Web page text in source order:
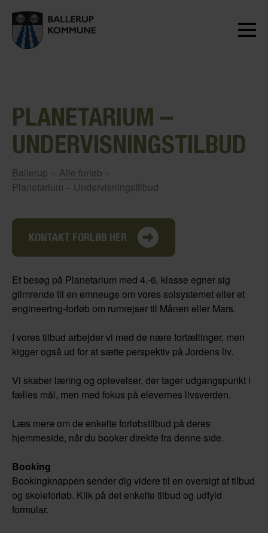
PLANETARIUM –
UNDERVISNINGSTILBUD
Ballerup » Alle forløb »
Planetarium – Undervisningstilbud
KONTAKT FORLØB HER
Et besøg på Planetarium med 4.-6. klasse egner sig
glimrende til en emneuge om vores solsystemet eller et
engineering-forløb om rumrejser til Månen eller Mars.
I vores tilbud arbejder vi med de nære fortællinger, men
kigger også ud for at sætte perspektiv på Jordens liv.
Vi skaber læring og oplevelser, der tager udgangspunkt i
fælles mål, men med fokus på elevernes livsverden.
Læs mere om de enkelte forløbstilbud på deres
hjemmeside, når du booker direkte fra denne side.
Booking
Bookingknappen sender dig videre til en oversigt af tilbud
og skoleforløb. Klik på det enkelte tilbud og udfyld
formular.